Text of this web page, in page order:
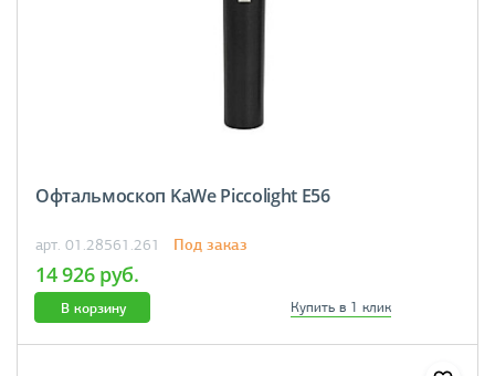
Офтальмоскоп KaWe Piccolight E56
арт. 01.28561.261 Под заказ
14 926 руб.
В корзину Купить в 1 клик